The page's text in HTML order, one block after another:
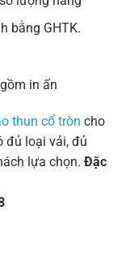
bằng GHTK.
in ấn
thun cổ tròn cho
đủ loại vải, đủ
lựa chọn. Đặc